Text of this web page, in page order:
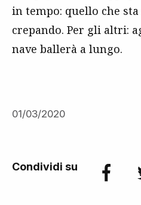
in tempo: quello che
crepando. Per gli altri:
nave ballerà a lungo.
01/03/2020
Condividi su